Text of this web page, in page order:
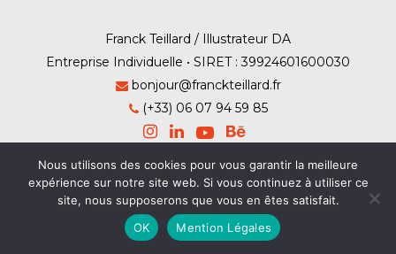
Franck Teillard / Illustrateur DA
Entreprise Individuelle • SIRET : 39924601600030
bonjour@franckteillard.fr
(+33) 06 07 94 59 85
Mention Légales -Contact
© Franck Teillard 2026
Nous utilisons des cookies pour vous garantir la meilleure
expérience sur notre site web. Si vous continuez à utiliser ce
site, nous supposerons que vous en êtes satisfait.
OK
Mention Légales